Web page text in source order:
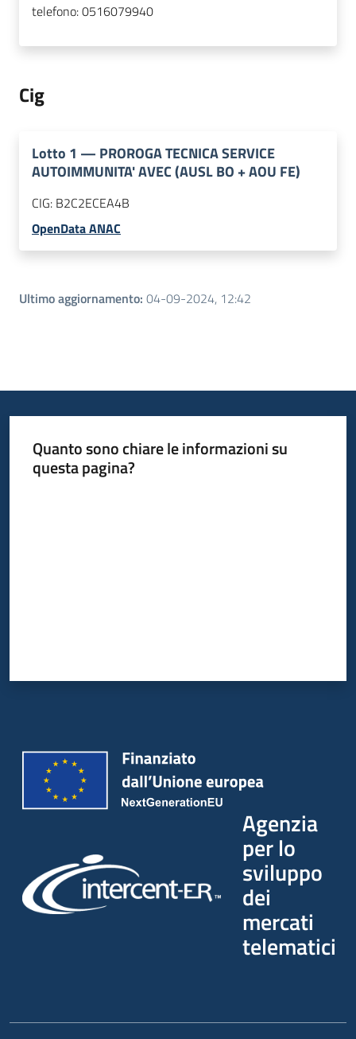
telefono:0516079940
Cig
Lotto 1 — PROROGA TECNICA SERVICE
AUTOIMMUNITA' AVEC (AUSL BO + AOU FE)
CIG: B2C2ECEA4B
OpenData ANAC
Ultimo aggiornamento: 04-09-2024, 12:42
Quanto sono chiare le informazioni su
questa pagina?
Agenzia
per lo
sviluppo
dei
mercati
telematici